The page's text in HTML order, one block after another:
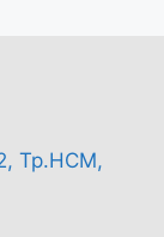
Tp.HCM,